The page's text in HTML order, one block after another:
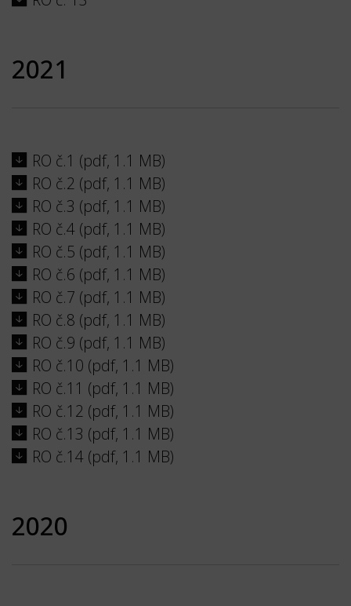
2021
RO č.1 (pdf, 1.1 MB)
RO č.2 (pdf, 1.1 MB)
RO č.3 (pdf, 1.1 MB)
RO č.4 (pdf, 1.1 MB)
RO č.5 (pdf, 1.1 MB)
RO č.6 (pdf, 1.1 MB)
RO č.7 (pdf, 1.1 MB)
RO č.8 (pdf, 1.1 MB)
RO č.9 (pdf, 1.1 MB)
RO č.10 (pdf, 1.1 MB)
RO č.11 (pdf, 1.1 MB)
RO č.12 (pdf, 1.1 MB)
RO č.13 (pdf, 1.1 MB)
RO č.14 (pdf, 1.1 MB)
2020